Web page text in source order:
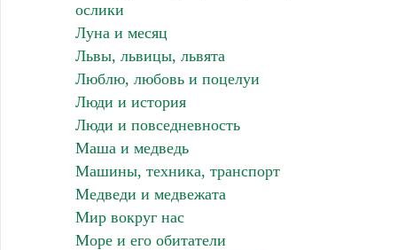
ослики
Луна и месяц
Львы, львицы, львята
Люблю, любовь и поцелуи
Люди и история
Люди и повседневность
Маша и медведь
Машины, техника, транспорт
Медведи и медвежата
Мир вокруг нас
Море и его обитатели